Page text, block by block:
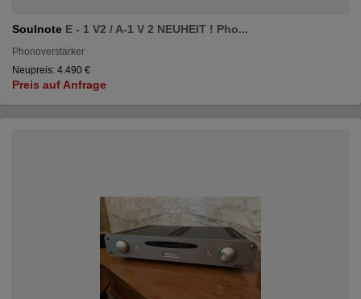
Soulnote E - 1 V2 / A-1 V 2 NEUHEIT ! Pho...
Phonoverstärker
Neupreis: 4.490 €
Preis auf Anfrage